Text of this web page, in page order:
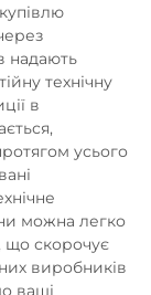
надають
технічну
в
усього
можна легко
що скорочує
виробників
ваші